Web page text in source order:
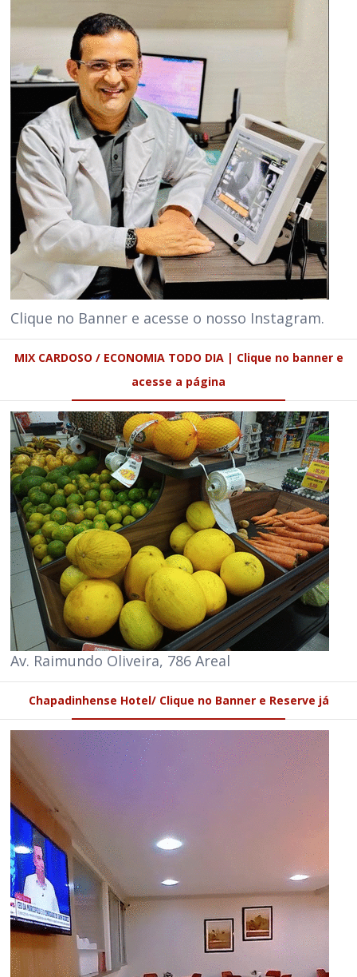
Clique no Banner e acesse o nosso Instagram.
MIX CARDOSO / ECONOMIA TODO DIA | Clique no banner e
acesse a página
Av. Raimundo Oliveira, 786 Areal
Chapadinhense Hotel/ Clique no Banner e Reserve já